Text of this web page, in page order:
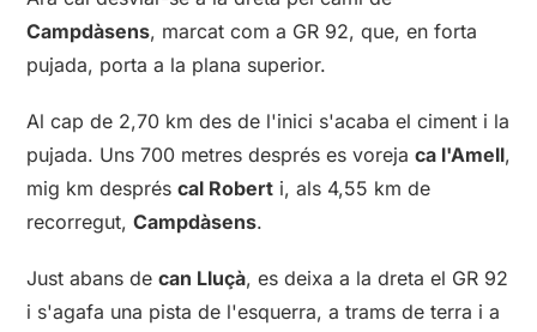
Campdàsens, marcat com a GR 92, que, en forta
pujada, porta a la plana superior.
Al cap de 2,70 km des de l'inici s'acaba el ciment i la
pujada. Uns 700 metres després es voreja ca l'Amell,
mig km després cal Robert i, als 4,55 km de
recorregut, Campdàsens.
Just abans de can Lluçà, es deixa a la dreta el GR 92
i s'agafa una pista de l'esquerra, a trams de terra i a